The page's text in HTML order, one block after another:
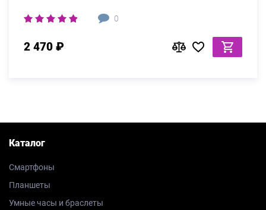
0
2 470 ₽
Каталог
Смартфоны
Планшеты
Умные часы и браслеты